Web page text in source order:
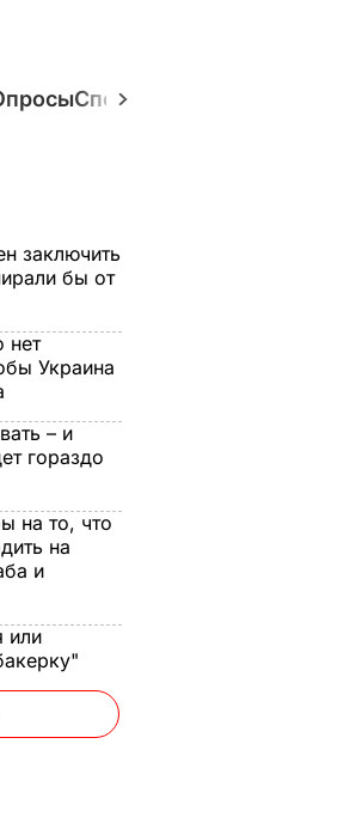
Спецпроекты
заключить
бы от
нет
Украина
– и
гораздо
на то, что
на
и
или